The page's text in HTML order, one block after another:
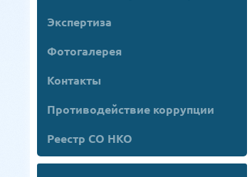
Экспертиза
Фотогалерея
Контакты
Противодействие коррупции
Реестр СО НКО